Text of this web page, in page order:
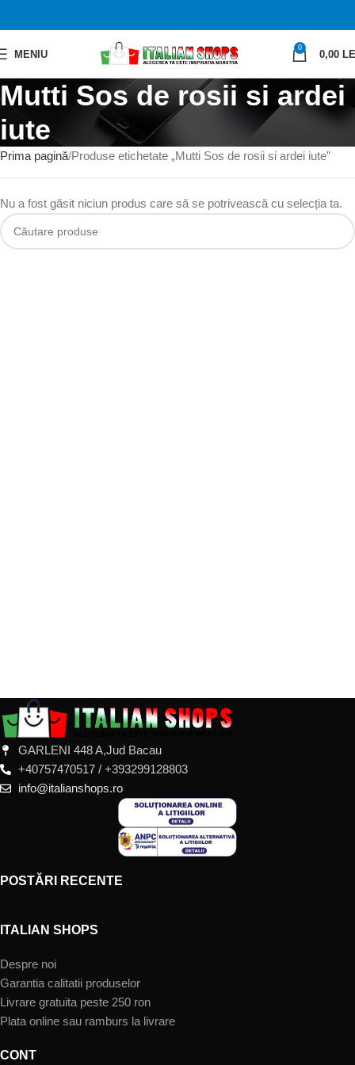
MENIU
0
0,00
Mutti Sos de rosii si ardei
iute
Prima pagină Produse etichetate „Mutti Sos de rosii si ardei iute”
Nu a fost găsit niciun produs care să se potrivească cu selecția ta.
GARLENI 448 A,Jud Bacau
+40757470517 / +393299128803
info@italianshops.ro
POSTĂRI RECENTE
ITALIAN SHOPS
Despre noi
Garantia calitatii produselor
Livrare gratuita peste 250 ron
Plata online sau ramburs la livrare
CONT